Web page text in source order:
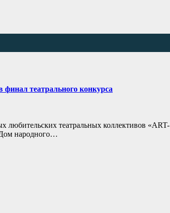
театрального конкурса
любительских театральных коллективов «ART-
народного…